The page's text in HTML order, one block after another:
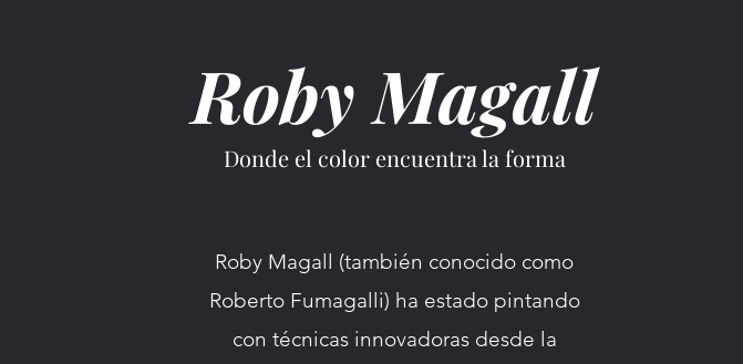
Roby Magall
Donde el color encuentra la forma
Roby Magall (también conocido como
Roberto Fumagalli) ha estado pintando
con técnicas innovadoras desde la